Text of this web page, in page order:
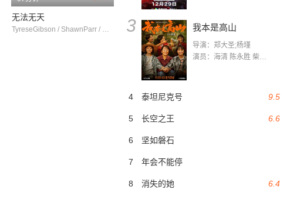
3 我本是高山
导演：郑大圣;杨瑾
演员：海清 陈永胜 柴烨 王玥婷 万国鹏 美朵达瓦 赵瑞婷 罗解艳 郭莉娜 潘家艳
9.5
4 泰坦尼克号
6.6
5 长空之王
6 坚如磐石
7 年会不能停
6.4
8 消失的她
无法无天
TyreseGibson / ShawnParr / HenryHunterHall